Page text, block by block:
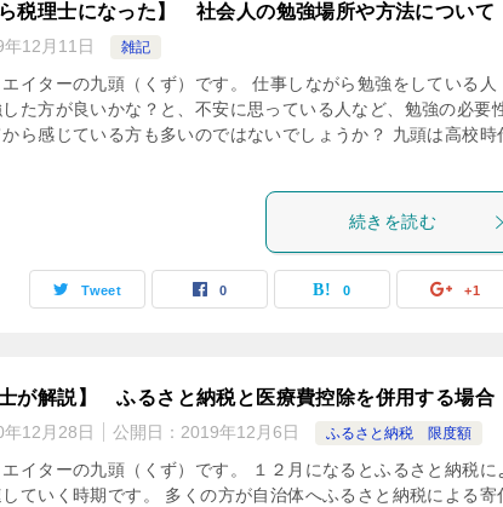
ら税理士になった】 社会人の勉強場所や方法について
年12月11日 雑記
イターの九頭（くず）です。 仕事しながら勉強をしている人
た方が良いかな？と、不安に思っている人など、勉強の必要
ら感じている方も多いのではないでしょうか？ 九頭は高校時
続きを読む
Tweet 0 0 +1
士が解説】 ふるさと納税と医療費控除を併用する場合
年12月28日 公開日： 2019年12月6日 ふるさと納税 限度額
イターの九頭（くず）です。 １２月になるとふるさと納税に
ていく時期です。 多くの方が自治体へふるさと納税による寄